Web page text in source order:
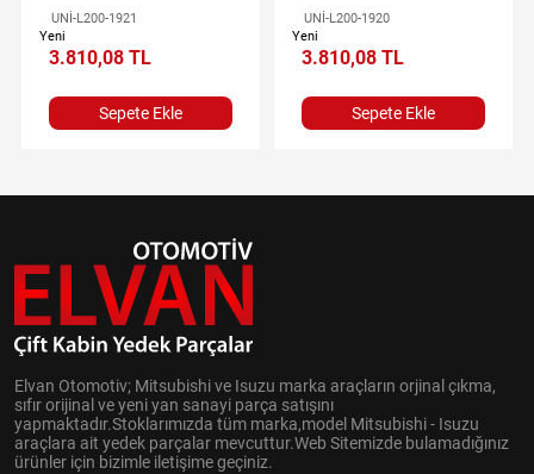
UNİ-L200-1921
Yeni
3.810,08 TL
Sepete Ekle
UNİ-L200-1920
Yeni
3.810,08 TL
Sepete Ekle
Elvan Otomotiv; Mitsubishi ve Isuzu marka araçların orjinal çıkma,
sıfır orijinal ve yeni yan sanayi parça satışını
yapmaktadır.Stoklarımızda tüm marka,model Mitsubishi - Isuzu
araçlara ait yedek parçalar mevcuttur.Web Sitemizde bulamadığınız
ürünler için bizimle iletişime geçiniz.